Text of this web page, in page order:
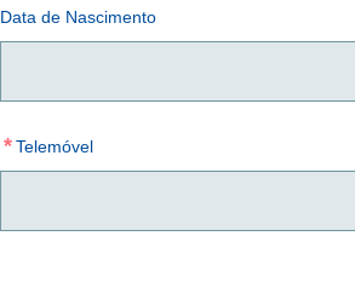
Data de Nascimento
*Telemóvel